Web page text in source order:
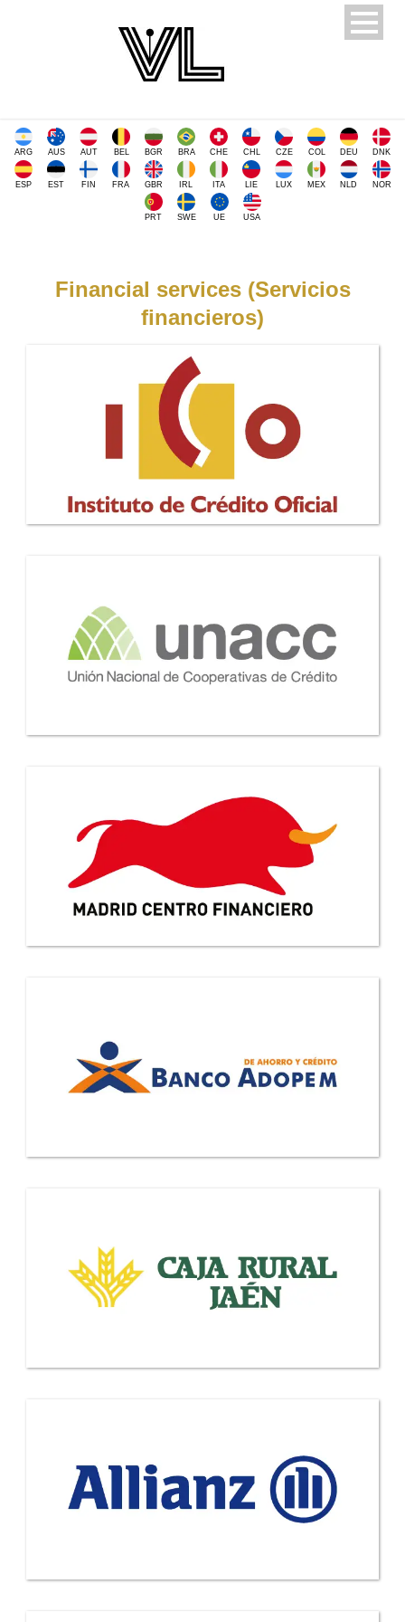
ARG AUS AUT BEL BGR BRA CHE CHL CZE COL DEU DNK
ESP EST FIN FRA GBR IRL ITA LIE LUX MEX NLD NOR
PRT SWE UE USA
Financial services (Servicios
financieros)